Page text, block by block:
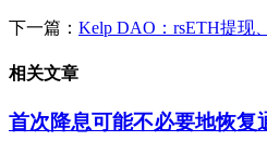
下一篇： Kelp DAO：rsETH提现
相关文章
首次降息可能不必要地恢复